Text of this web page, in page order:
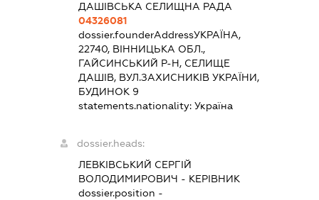
ДАШІВСЬКА СЕЛИЩНА РАДА
04326081
dossier.founderAddressУКРАЇНА,
22740, ВІННИЦЬКА ОБЛ.,
ГАЙСИНСЬКИЙ Р-Н, СЕЛИЩЕ
ДАШІВ, ВУЛ.ЗАХИСНИКІВ УКРАЇНИ,
БУДИНОК 9
statements.nationality: Україна
dossier.heads:
ЛЕВКІВСЬКИЙ СЕРГІЙ
ВОЛОДИМИРОВИЧ - КЕРІВНИК
dossier.position -